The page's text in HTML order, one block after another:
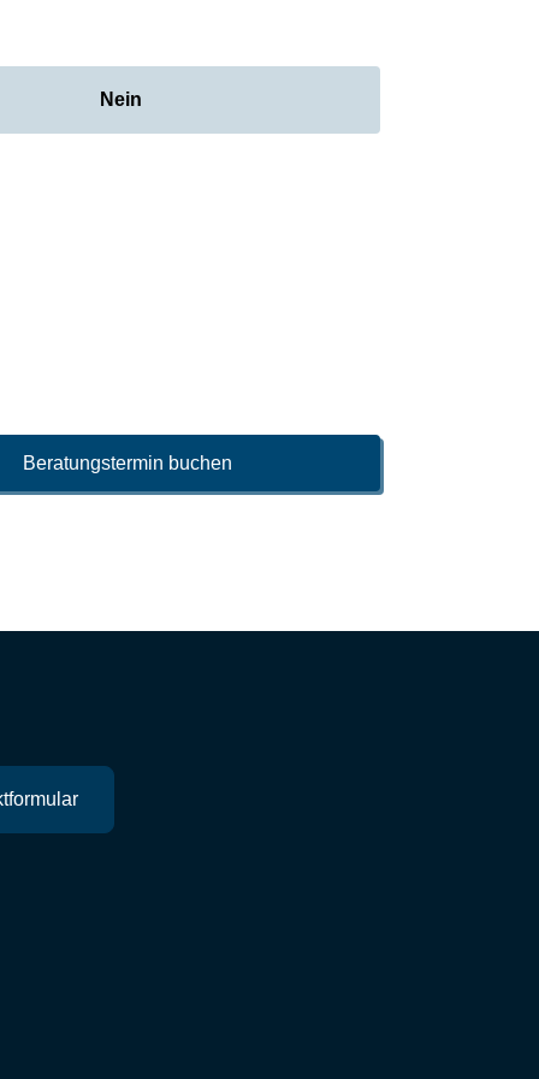
Nein
Beratungstermin buchen